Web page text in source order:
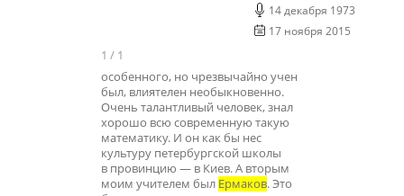
14 декабря 1973
17 ноября 2015
1 / 1
особенного, но чрезвычайно учен
был, влиятелен необыкновенно.
Очень талантливый человек, знал
хорошо всю современную такую
математику. И он как бы нес
культуру петербургской школы
в провинцию — в Киев. А вторым
моим учителем был Ермаков. Это